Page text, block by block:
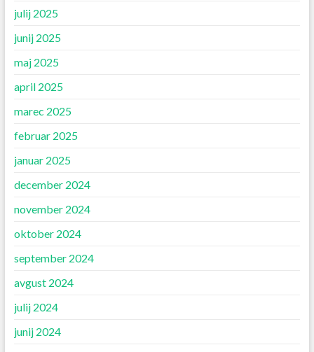
julij 2025
junij 2025
maj 2025
april 2025
marec 2025
februar 2025
januar 2025
december 2024
november 2024
oktober 2024
september 2024
avgust 2024
julij 2024
junij 2024